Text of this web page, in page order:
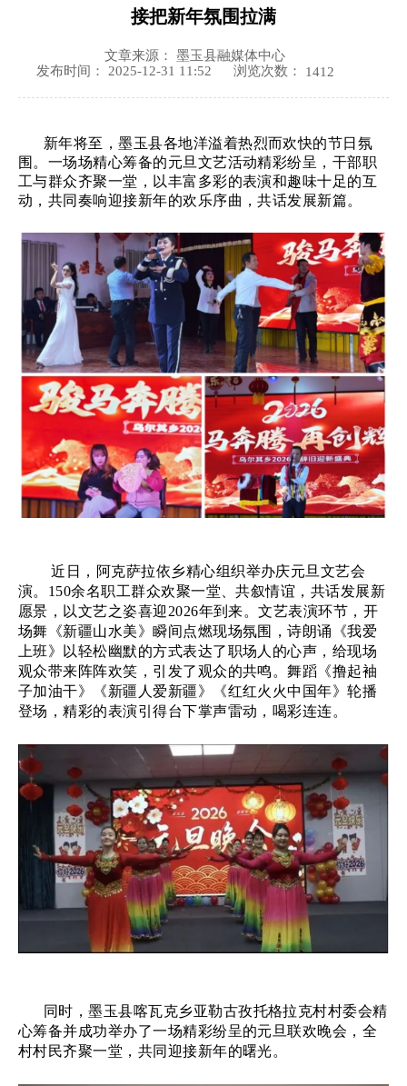
接把新年氛围拉满
文章来源： 墨玉县融媒体中心
发布时间： 2025-12-31 11:52
浏览次数： 1412
新年将至，墨玉县各地洋溢着热烈而欢快的节日氛
围。一场场精心筹备的元旦文艺活动精彩纷呈，干部职
工与群众齐聚一堂，以丰富多彩的表演和趣味十足的互
动，共同奏响迎接新年的欢乐序曲，共话发展新篇。
近日，阿克萨拉依乡精心组织举办庆元旦文艺会
演。 150余名职工群众欢聚一堂、共叙情谊，共话发展新
愿景，以文艺之姿喜迎2026年到来。文艺表演环节，开
场舞《新疆山水美》瞬间点燃现场氛围，诗朗诵《我爱
上班》以轻松幽默的方式表达了职场人的心声，给现场
观众带来阵阵欢笑，引发了观众的共鸣。舞蹈《撸起袖
子加油干》《新疆人爱新疆》《红红火火中国年》轮播
登场，精彩的表演引得台下掌声雷动，喝彩连连。
同时，墨玉县喀瓦克乡亚勒古孜托格拉克村村委会精
心筹备并成功举办了一场精彩纷呈的元旦联欢晚会，全
村村民齐聚一堂，共同迎接新年的曙光。